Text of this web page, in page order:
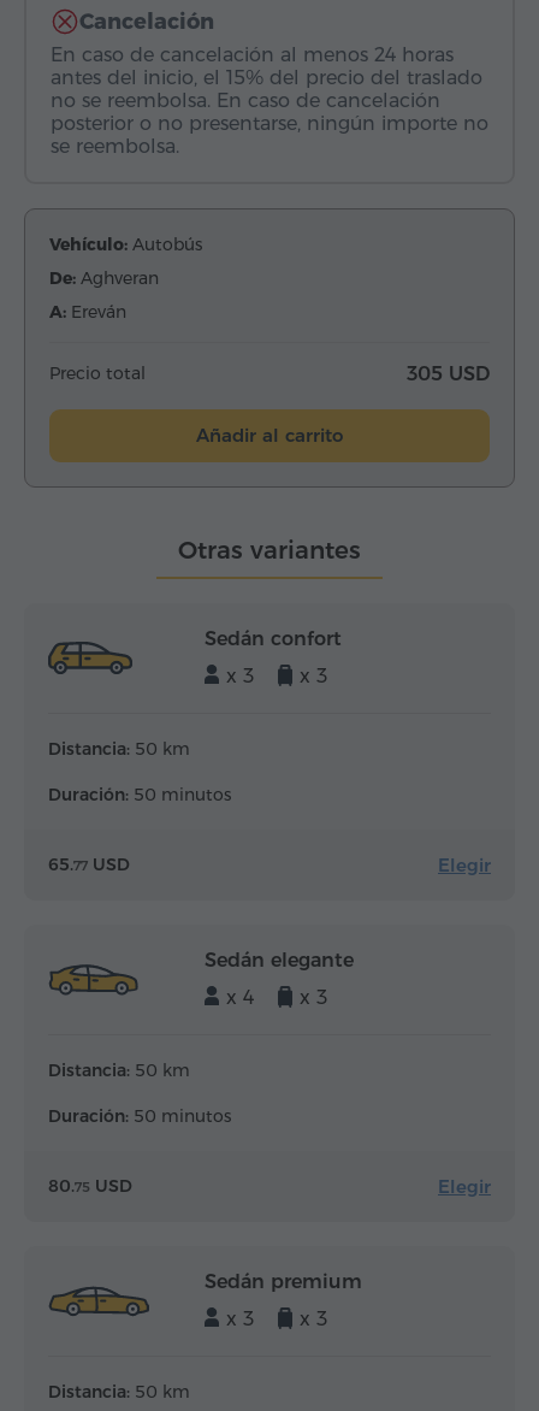
Cancelación
En caso de cancelación al menos 24 horas
antes del inicio, el 15% del precio del traslado
no se reembolsa. En caso de cancelación
posterior o no presentarse, ningún importe no
se reembolsa.
Vehículo: Autobús
De: Aghveran
A: Ereván
Precio total 305 USD
Añadir al carrito
Otras variantes
Sedán confort
x 3
x 3
Distancia: 50 km
Duración: 50 minutos
65.77 USD Elegir
Sedán elegante
x 4
x 3
Distancia: 50 km
Duración: 50 minutos
80.75 USD Elegir
Sedán premium
x 3
x 3
Distancia: 50 km